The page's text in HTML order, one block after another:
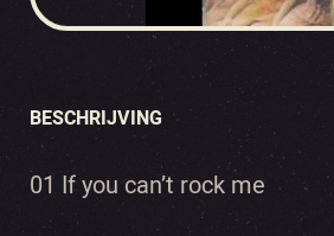
BESCHRIJVING
01 If you can’t rock me